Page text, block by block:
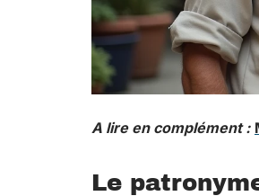
A lire en complément :
Le